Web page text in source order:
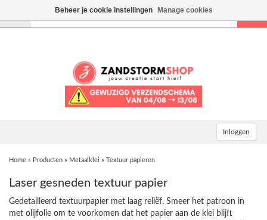
Inloggen
Home » Producten » Metaalklei » Textuur papieren
Laser gesneden textuur papier
Gedetailleerd textuurpapier met laag reliëf. Smeer het patroon in
met olijfolie om te voorkomen dat het papier aan de klei blijft
Beheer je cookie instellingen Manage cookies